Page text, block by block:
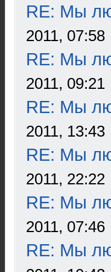
RE: Мы
2011, 07:58
RE: Мы
2011, 09:21
RE: Мы
2011, 13:43
RE: Мы
2011, 22:22
RE: Мы
2011, 07:46
RE: Мы